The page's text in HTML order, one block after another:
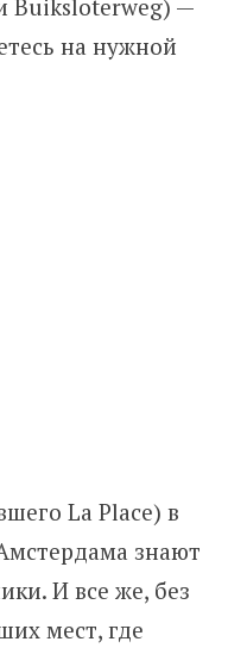
Buiksloterweg) —
на нужной
La Place) в
знают
И все же, без
мест, где